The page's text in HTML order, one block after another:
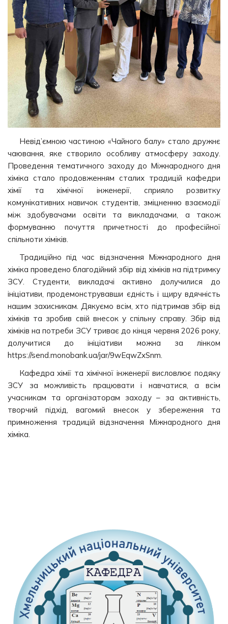
Невід’ємною частиною «Чайного балу» стало дружнє
чаювання, яке створило особливу атмосферу заходу.
Проведення тематичного заходу до Міжнародного дня
хіміка стало продовженням сталих традицій кафедри
хімії та хімічної інженерії, сприяло розвитку
комунікативних навичок студентів, зміцненню взаємодії
між здобувачами освіти та викладачами, а також
формуванню почуття причетності до професійної
спільноти хіміків.
Традиційно під час відзначення Міжнародного дня
хіміка проведено благодійний збір від хіміків на підтримку
ЗСУ. Студенти, викладачі активно долучилися до
ініціативи, продемонструвавши єдність і щиру вдячність
нашим захисникам. Дякуємо всім, хто підтримав збір від
хіміків та зробив свій внесок у спільну справу. Збір від
хіміків на потреби ЗСУ триває до кінця червня 2026 року,
долучитися до ініціативи можна за лінком
https://send.monobank.ua/jar/9wEqwZxSnm.
Кафедра хімії та хімічної інженерії висловлює подяку
ЗСУ за можливість працювати і навчатися, а всім
учасникам та організаторам заходу – за активність,
творчий підхід, вагомий внесок у збереження та
примноження традицій відзначення Міжнародного дня
хіміка.